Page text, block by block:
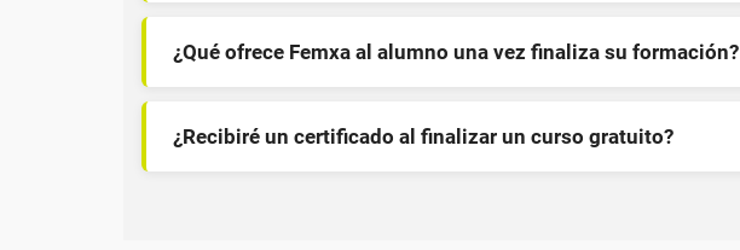
¿Qué ofrece Femxa al alumno una vez finaliza su formación?
¿Recibiré un certificado al finalizar un curso gratuito?